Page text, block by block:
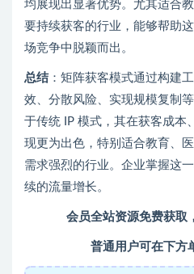
均展现出显著优势。尤其适合
要持续获客的行业，能够帮助
场竞争中脱颖而出。
总结：矩阵获客模式通过构建
效、分散风险、实现规模复制
于传统 IP 模式，其在获客成本
现更为出色，特别适合教育、
需求强烈的行业。企业掌握这
续的流量增长。
会员全站资源免费获取
普通用户可在下方